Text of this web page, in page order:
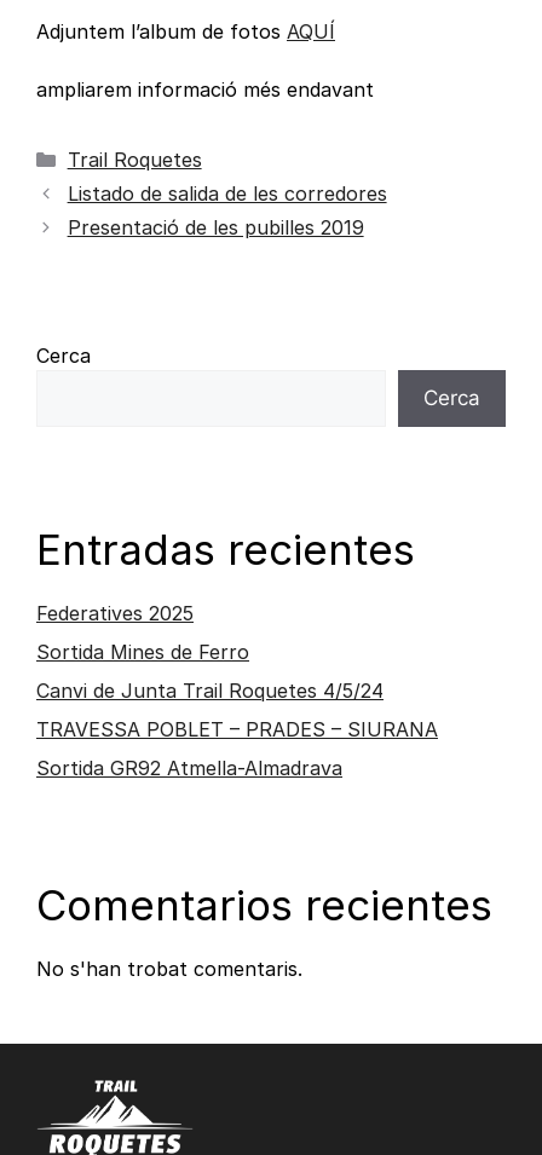
Adjuntem l’album de fotos AQUÍ
ampliarem informació més endavant
Trail Roquetes
Listado de salida de les corredores
Presentació de les pubilles 2019
Cerca
Cerca
Entradas recientes
Federatives 2025
Sortida Mines de Ferro
Canvi de Junta Trail Roquetes 4/5/24
TRAVESSA POBLET – PRADES – SIURANA
Sortida GR92 Atmella-Almadrava
Comentarios recientes
No s'han trobat comentaris.